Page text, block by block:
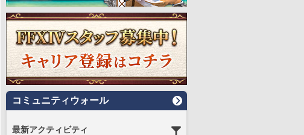
コミュニティウォール
最新アクティビティ